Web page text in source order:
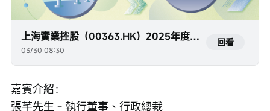
上海實業控股（00363.HK）2025年度業績發佈會
03/30 08:30
回看
嘉賓介紹：
張芊先生 - 執行董事、行政總裁